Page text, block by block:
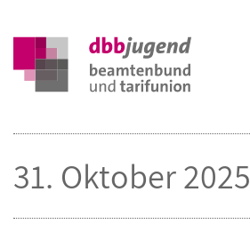
31. Oktober 2025